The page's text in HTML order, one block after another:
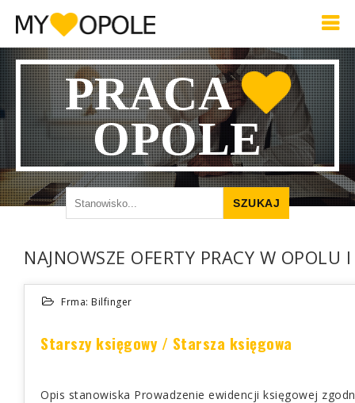
PRACA
OPOLE
NAJNOWSZE OFERTY PRACY W OPOLU
Frma: Bilfinger
Starszy księgowy / Starsza księgowa
Opis stanowiska Prowadzenie ewidencji księgowej